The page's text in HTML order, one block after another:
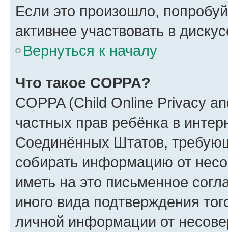
Если это произошло,
активнее участвовать в
Вернуться к началу
Что такое COPPA?
COPPA (Child Online Privacy
частных прав ребёнка в
Соединённых Штатов,
собирать информацию от
иметь на это письменное
иного вида подтверждения
личной информации от